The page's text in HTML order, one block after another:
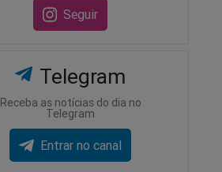
Seguir
Telegram
Receba as notícias do dia no
Telegram
Entrar no canal